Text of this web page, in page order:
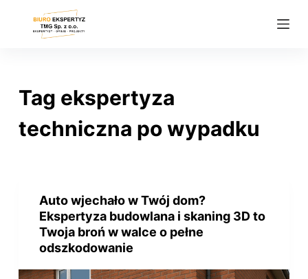
ź
Tag ekspertyza
techniczna po wypadku
Auto wjechało w Twój dom?
Ekspertyza budowlana i skaning 3D to
Twoja broń w walce o pełne
odszkodowanie